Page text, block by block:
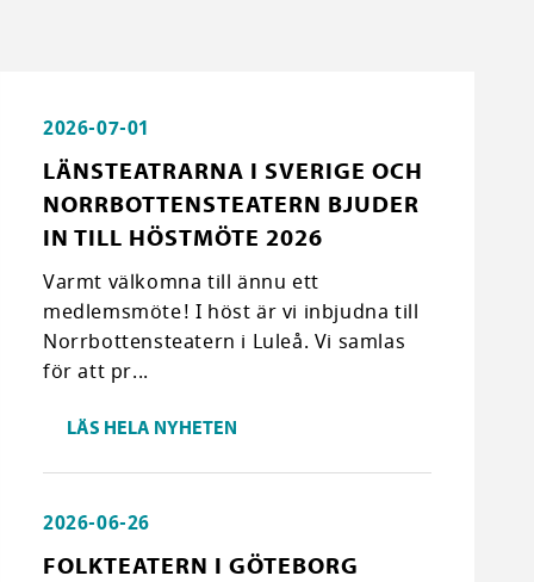
2026-07-01
LÄNSTEATRARNA I SVERIGE OCH
NORRBOTTENSTEATERN BJUDER
IN TILL HÖSTMÖTE 2026
Varmt välkomna till ännu ett
medlemsmöte! I höst är vi inbjudna till
Norrbottensteatern i Luleå. Vi samlas
för att pr...
LÄS HELA NYHETEN
2026-06-26
FOLKTEATERN I GÖTEBORG